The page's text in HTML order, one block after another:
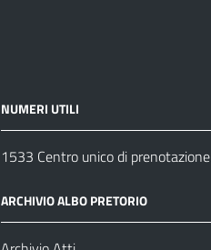
NUMERI UTILI
1533 Centro unico di prenotazione
ARCHIVIO ALBO PRETORIO